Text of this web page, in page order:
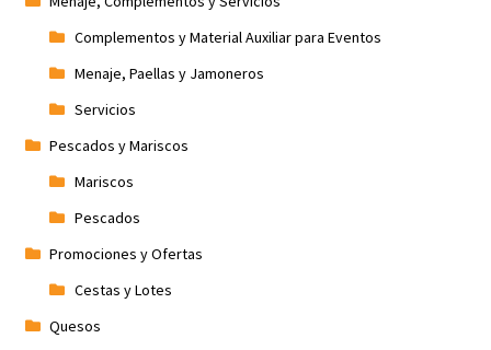
Complementos y Material Auxiliar para Eventos
Menaje, Paellas y Jamoneros
Servicios
Pescados y Mariscos
Mariscos
Pescados
Promociones y Ofertas
Cestas y Lotes
Quesos